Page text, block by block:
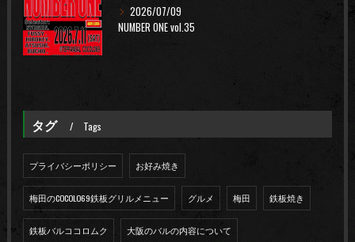
2026/07/09
NUMBER ONE vol.35
タグ Tags
プライバシーポリシー お好み焼き
梅田のCOCOLO69鉄板グリルメニュー グルメ 梅田 鉄板焼き
鉄板バルココロムク 大阪のバルの内容について